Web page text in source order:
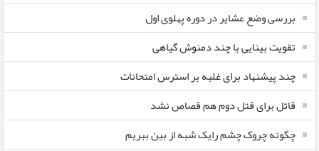
بررسی وضع عشایر در دوره پهلوی اول
تقویت بینایی با چند دمنوش گیاهی
چند پیشنهاد برای غلبه بر استرس امتحانات
قاتل برای قتل دوم هم قصاص نشد
چگونه چروک چشم رایک شبه از بین ببریم